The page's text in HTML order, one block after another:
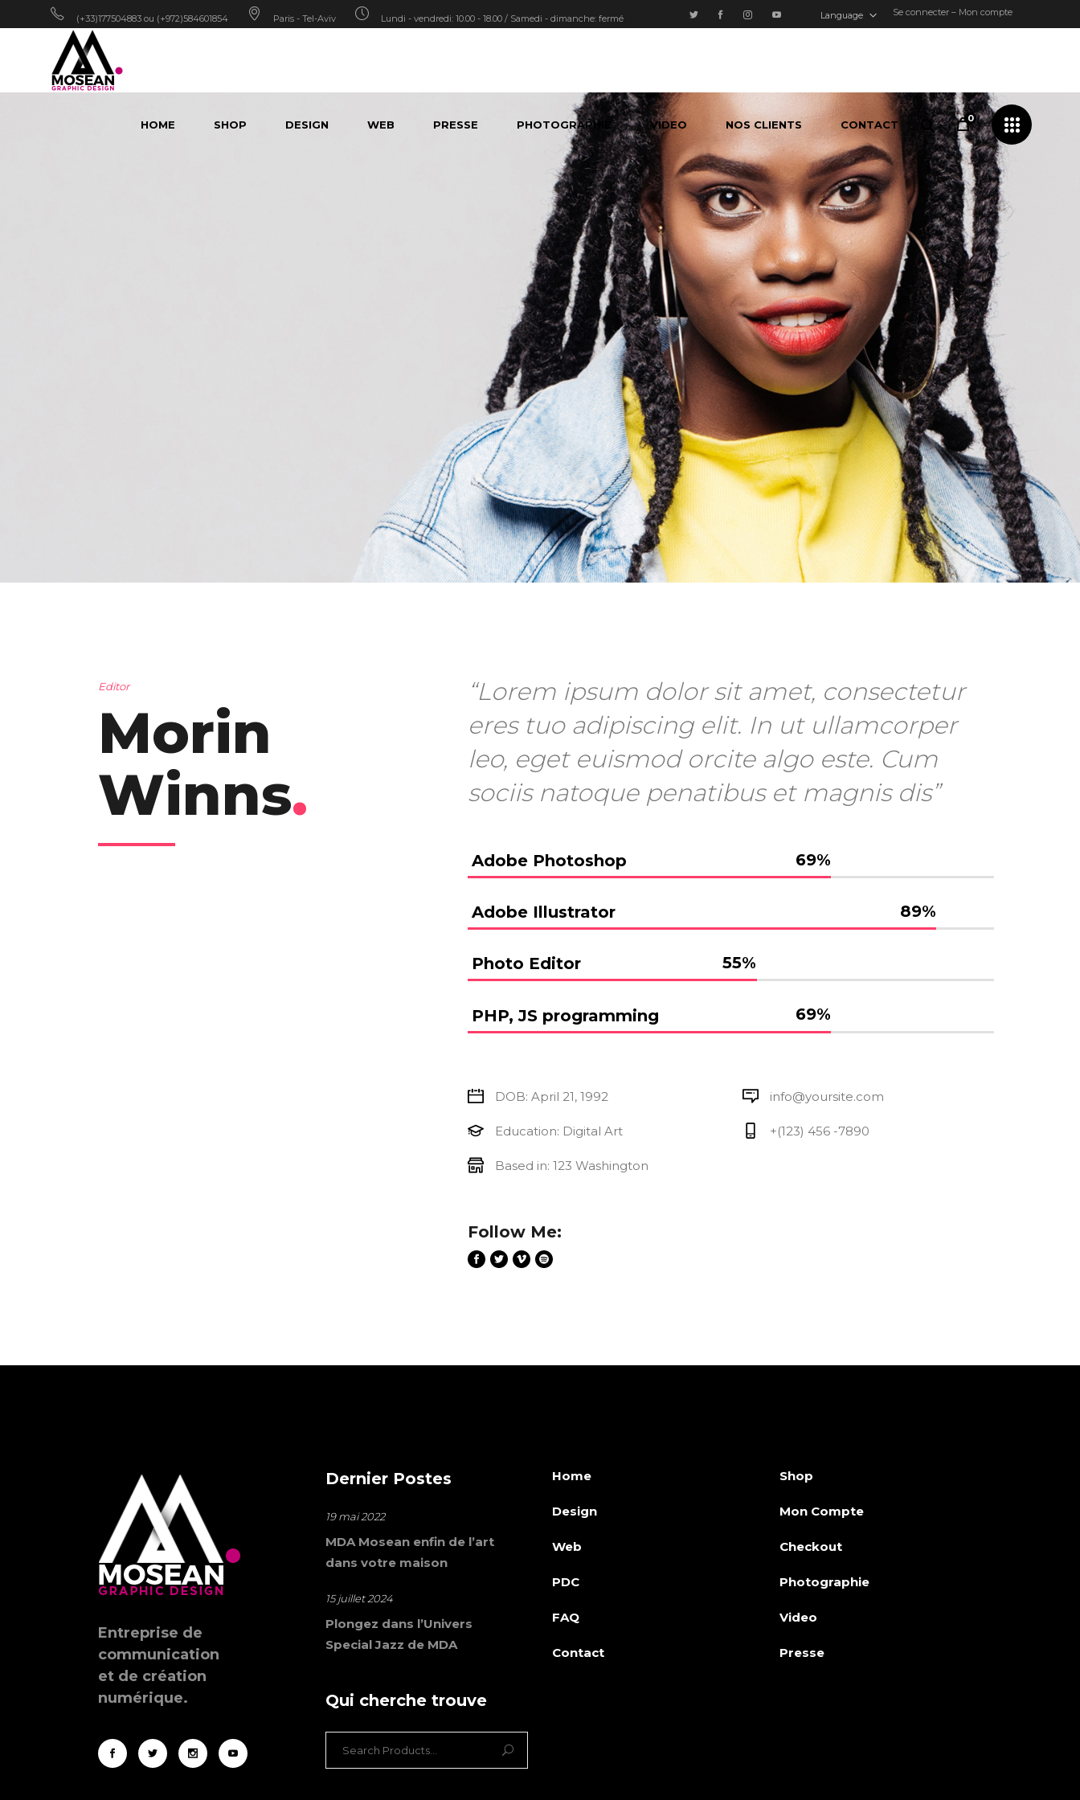
(+33)177504883 ou (+972)584601854 Paris - Tel-Aviv Lundi - vendredi: 10.00 - 18.00 / Samedi - dimanche: fermé
Se connecter – Mon compte
Language
HOME SHOP DESIGN WEB PRESSE PHOTOGRAPHIE VIDEO NOS CLIENTS CONTACT 0
Editor
Morin
Winns.
“Lorem ipsum dolor sit amet, consectetur
eres tuo adipiscing elit. In ut ullamcorper
leo, eget euismod orcite algo este. Cum
sociis natoque penatibus et magnis dis”
Adobe Photoshop 69%
Adobe Illustrator 89%
Photo Editor 55%
PHP, JS programming 69%
DOB: April 21, 1992
Education: Digital Art
Based in: 123 Washington
info@yoursite.com
+(123) 456 -7890
Follow Me:
Entreprise de
communication
et de création
numérique.
Dernier Postes
19 mai 2022
MDA Mosean enfin de l’art
dans votre maison
15 juillet 2024
Plongez dans l’Univers
Special Jazz de MDA
Qui cherche trouve
Home
Design
Web
PDC
FAQ
Contact
Shop
Mon Compte
Checkout
Photographie
Video
Presse